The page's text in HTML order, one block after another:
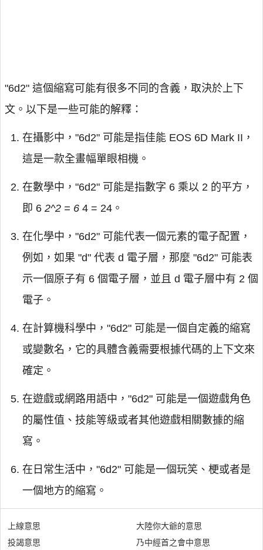
"6d2" 這個縮寫可能有很多不同的含義，取決於上下
文。以下是一些可能的解釋：
在攝影中，"6d2" 可能是指佳能 EOS 6D Mark II，
這是一款全畫幅單眼相機。
在數學中，"6d2" 可能是指數字 6 乘以 2 的平方，
即 6 2^2 = 6 4 = 24。
在化學中，"6d2" 可能代表一個元素的電子配置，
例如，如果 "d" 代表 d 電子層，那麼 "6d2" 可能表
示一個原子有 6 個電子層，並且 d 電子層中有 2 個
電子。
在計算機科學中，"6d2" 可能是一個自定義的縮寫
或變數名，它的具體含義需要根據代碼的上下文來
確定。
在遊戲或網路用語中，"6d2" 可能是一個遊戲角色
的屬性值、技能等級或者其他遊戲相關數據的縮
寫。
在日常生活中，"6d2" 可能是一個玩笑、梗或者是
一個地方的縮寫。
上線意思
投謁意思
大陸你大爺的意思
乃中經首之會中意思